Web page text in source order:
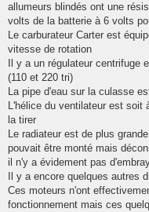
allumeurs blindés ont une
volts de la batterie à 6 volts
Le carburateur Carter est
vitesse de rotation
Il y a un régulateur centrifuge
(110 et 220 tri)
La pipe d'eau sur la culasse
L'hélice du ventilateur est soit
la tirer
Le radiateur est de plus
pouvait être monté mais
il n'y a évidement pas
Il y a encore quelques autres
Ces moteurs n'ont
fonctionnement mais ces